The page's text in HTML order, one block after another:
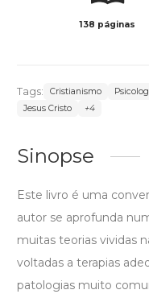
138 páginas
Tags: Cristianismo
Jesus Cristo
+4
Sinopse
Este livro é uma
autor se aprofunda
muitas teorias vividas
voltadas a terapias
patologias muito